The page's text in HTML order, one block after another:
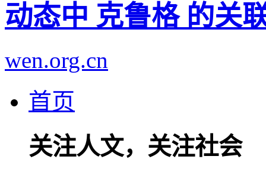
动态中 克鲁格 的关
wen.org.cn
首页
关注人文，关注社会